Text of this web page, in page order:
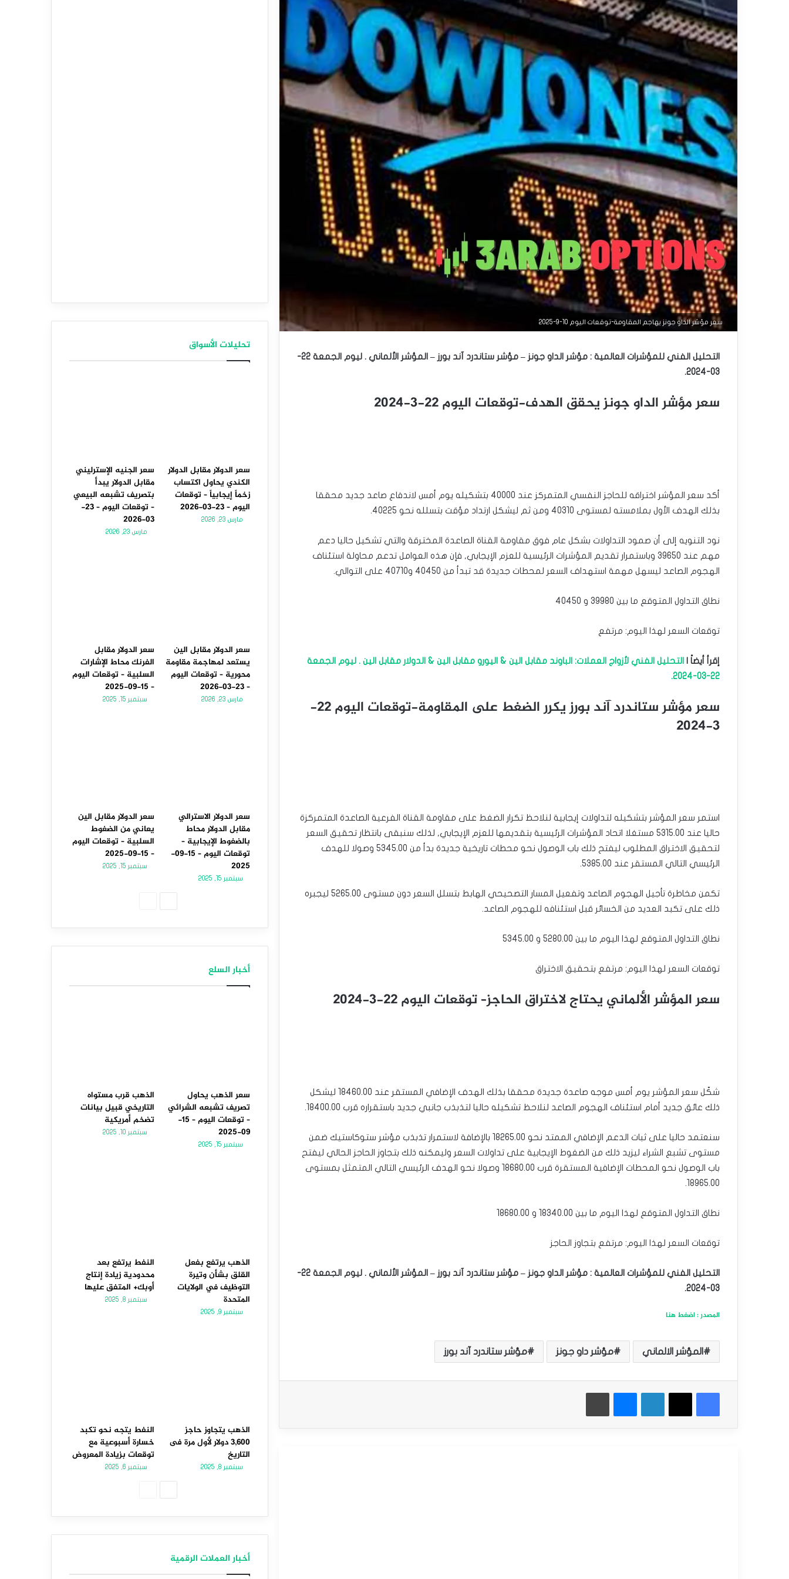
سعر مؤشر الداو جونز يهاجم المقاومة-توقعات اليوم 10-9-2025
التحليل الفني للمؤشرات العالمية : مؤشر الداو جونز – مؤشر ستاندرد آند بورز – المؤشر الألماني . ليوم الجمعة 22-
03-2024.
سعر مؤشر الداو جونز يحقق الهدف-توقعات اليوم 22-3-2024
أكد سعر المؤشر اختراقه للحاجز النفسي المتمركز عند 40000 بتشكيله يوم أمس لاندفاع صاعد جديد محققا
بذلك الهدف الأول بملامسته لمستوى 40310 ومن ثم ليشكل ارتداد مؤقت بتسلله نحو 40225.
نود التنويه إلى أن صمود التداولات بشكل عام فوق مقاومة القناة الصاعدة المخترقة والتي تشكيل حاليا دعم
مهم عند 39650 وباستمرار تقديم المؤشرات الرئيسية للعزم الإيجابي, فإن هذه العوامل تدعم محاولة استئناف
الهجوم الصاعد ليسهل مهمة استهداف السعر لمحطات جديدة قد تبدأ من 40450 و40710 على التوالي.
نطاق التداول المتوقع ما بين 39980 و 40450
توقعات السعر لهذا اليوم: مرتفع
إقرأ أيضاً | التحليل الفني لأزواج العملات: الباوند مقابل الين & اليورو مقابل الين & الدولار مقابل الين . ليوم الجمعة
22-03-2024.
سعر مؤشر ستاندرد آند بورز يكرر الضغط على المقاومة-توقعات اليوم 22-
3-2024
استمر سعر المؤشر بتشكيله لتداولات إيجابية لنلاحظ تكرار الضغط على مقاومة القناة الفرعية الصاعدة المتمركزة
حاليا عند 5315.00 مستغلا اتحاد المؤشرات الرئيسية بتقديمها للعزم الإيجابي, لذلك سنبقى بانتظار تحقيق السعر
لتحقيق الاختراق المطلوب ليفتح ذلك باب الوصول نحو محطات تاريخية جديدة بدأ من 5345.00 وصولا للهدف
الرئيسي التالي المستقر عند 5385.00.
تكمن مخاطرة تأجيل الهجوم الصاعد وتفعيل المسار التصحيحي الهابط بتسلل السعر دون مستوى 5265.00 ليجبره
ذلك على تكبد العديد من الخسائر قبل استئنافه للهجوم الصاعد.
نطاق التداول المتوقع لهذا اليوم ما بين 5280.00 و 5345.00
توقعات السعر لهذا اليوم: مرتفع بتحقيق الاختراق
سعر المؤشر الألماني يحتاج لاختراق الحاجز– توقعات اليوم 22-3-2024
شكّل سعر المؤشر يوم أمس موجه صاعدة جديدة محققا بذلك الهدف الإضافي المستقر عند 18460.00 ليشكل
ذلك عائق جديد أمام استئناف الهجوم الصاعد لنلاحظ تشكيله حاليا لتذبذب جانبي جديد باستقراره قرب 18400.00.
سنعتمد حاليا على ثبات الدعم الإضافي الممتد نحو 18265.00 بالإضافة لاستمرار تذبذب مؤشر ستوكاستيك ضمن
مستوى تشبع الشراء ليزيد ذلك من الضغوط الإيجابية على تداولات السعر وليمكنه ذلك بتجاوز الحاجز الحالي ليفتح
باب الوصول نحو المحطات الإضافية المستقرة قرب 18680.00 وصولا نحو الهدف الرئيسي التالي المتمثل بمستوى
18965.00.
نطاق التداول المتوقع لهذا اليوم ما بين 18340.00 و 18680.00
توقعات السعر لهذا اليوم: مرتفع بتجاوز الحاجز
التحليل الفني للمؤشرات العالمية : مؤشر الداو جونز – مؤشر ستاندرد آند بورز – المؤشر الألماني . ليوم الجمعة 22-
03-2024.
المصدر : اضغط هنا
المؤشر الالماني مؤشر داو جونز مؤشر ستاندرد آند بورز
فيسبوك
‫X لينكدإن ماسنجر طباعة
تحليلات الأسواق
سعر الدولار مقابل الدولار
الكندي يحاول اكتساب
زخماً إيجابياً – توقعات
اليوم – 23-03-2026
مارس 23, 2026
سعر الجنيه الإسترليني
مقابل الدولار يبدأ
بتصريف تشبعه البيعي
– توقعات اليوم – 23-
03-2026
مارس 23, 2026
سعر الدولار مقابل الين
يستعد لمهاجمة مقاومة
محورية – توقعات اليوم
– 23-03-2026
مارس 23, 2026
سعر الدولار مقابل
الفرنك محاط الإشارات
السلبية – توقعات اليوم
– 15-09-2025
سبتمبر 15, 2025
سعر الدولار الاسترالي
مقابل الدولار محاط
بالضغوط الإيجابية –
توقعات اليوم – 15-09-
2025
سبتمبر 15, 2025
سعر الدولار مقابل الين
يعاني من الضغوط
السلبية – توقعات اليوم
– 15-09-2025
سبتمبر 15, 2025
أخبار السلع
سعر الذهب يحاول
تصريف تشبعه الشرائي
– توقعات اليوم – 15-
09-2025
سبتمبر 15, 2025
الذهب قرب مستواه
التاريخي قبيل بيانات
تضخم أمريكية
سبتمبر 10, 2025
الذهب يرتفع بفعل
القلق بشأن وتيرة
التوظيف في الولايات
المتحدة
سبتمبر 9, 2025
النفط يرتفع بعد
محدودية زيادة إنتاج
أوبك+ المتفق عليها
سبتمبر 8, 2025
الذهب يتجاوز حاجز
3,600 دولار لأول مرة فى
التاريخ
سبتمبر 8, 2025
النفط يتجه نحو تكبد
خسارة أسبوعية مع
توقعات بزيادة المعروض
سبتمبر 6, 2025
أخبار العملات الرقمية